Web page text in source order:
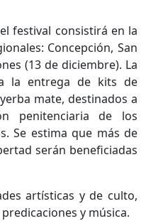
festival consistirá en la
Concepción, San
(13 de diciembre). La
la entrega de kits de
mate, destinados a
penitenciaria de los
Se estima que más de
serán beneficiadas
artísticas y de culto,
y música.